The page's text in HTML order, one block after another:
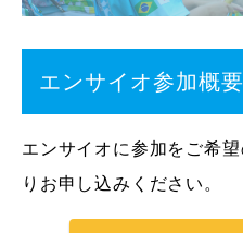
エンサイオ参加概要
エンサイオに参加をご希
りお申し込みください。